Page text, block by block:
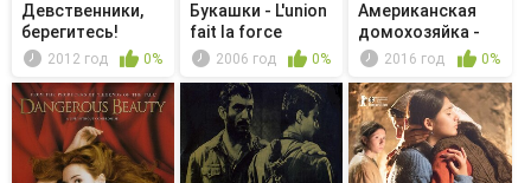
Девственники,
берегитесь!
2012 год 0%
Букашки - L'union
fait la force
2006 год 0%
Американская
домохозяйка -
The Code
2016 год 0%